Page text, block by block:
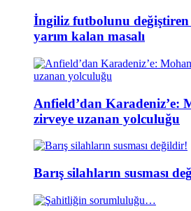
İngiliz futbolunu değiştiren
yarım kalan masalı
Anfield’dan Karadeniz’e:
zirveye uzanan yolculuğu
Barış silahların susması